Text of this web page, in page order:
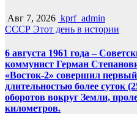
Авг 7, 2026 kprf_admin
СССР Этот день в истории
6 августа 1961 года –
коммунист Герман
«Восток-2» совершил
длительностью более суток
оборотов вокруг Земли,
километров.